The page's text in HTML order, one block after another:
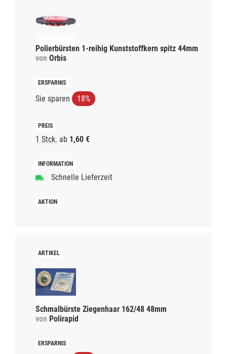
Polierbürsten 1-reihig Kunststoffkern spitz 44mm
von Orbis
Sie sparen 18%
1 Stck. ab 1,60 €
Schnelle Lieferzeit
Schmalbürste Ziegenhaar 162/48 48mm
von Polirapid